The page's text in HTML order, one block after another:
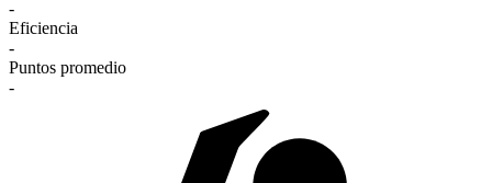
-
Eficiencia
-
Puntos promedio
-